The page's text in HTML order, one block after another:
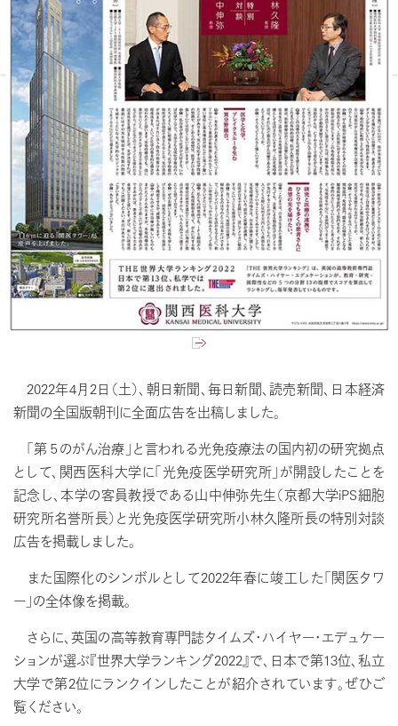
2022年4月2日（土）、朝日新聞、毎日新聞、読売新聞、日本経済
新聞の全国版朝刊に全面広告を出稿しました。
「第５のがん治療」と言われる光免疫療法の国内初の研究拠点
として、関西医科大学に「光免疫医学研究所」が開設したことを
記念し、本学の客員教授である山中伸弥先生（京都大学iPS細胞
研究所名誉所長）と光免疫医学研究所小林久隆所長の特別対談
広告を掲載しました。
また国際化のシンボルとして2022年春に竣工した「関医タワ
ー」の全体像を掲載。
さらに、英国の高等教育専門誌タイムズ・ハイヤー・エデュケー
ションが選ぶ『世界大学ランキング2022』で、日本で第13位、私立
大学で第2位にランクインしたことが紹介されています。ぜひご
覧ください。